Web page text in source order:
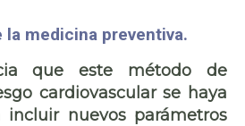
la medicina preventiva.
que este método de
cardiovascular se haya
incluir nuevos parámetros